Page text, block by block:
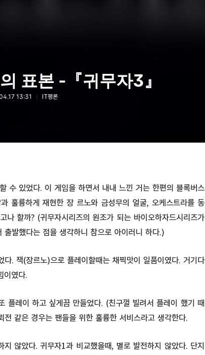
표본 -『귀무자3』
13:31 IT평론
수 있었다. 이 게임을 하면서 내내 느낀 거는 한편의 블록버스
훌륭하게 재현한 장 르노와 금성무의 얼굴, 오케스트라를 동
나 할까? (귀무자시리즈의 원조가 되는 바이오하자드시리즈가
발했다는 점을 생각하니 참으로 아이러니 하다.)
. 잭(장르노)으로 플레이할때는 채찍맛이 일품이였다. 거기다
이였다.
플레이 하고 싶게끔 만들었다. (친구껄 빌려서 플레이 했기 때
같은 경우는 팬들을 위한 훌륭한 서비스라고 생각한다.
않았다. 귀무자1과 비교했을때, 별로 발전하지 않았다. 단지